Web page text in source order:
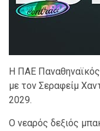
Η ΠΑΕ
με τον Σεραφείμ
2029.
Ο νεαρός δεξιός